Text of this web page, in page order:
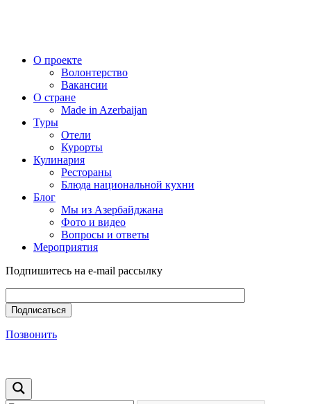
О проекте
Волонтерство
Вакансии
О стране
Made in Azerbaijan
Туры
Отели
Курорты
Кулинария
Рестораны
Блюда национальной кухни
Блог
Мы из Азербайджана
Фото и видео
Вопросы и ответы
Мероприятия
Подпишитесь на e-mail рассылку
Позвонить